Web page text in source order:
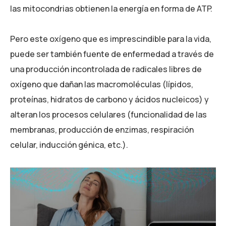
las mitocondrias obtienen la energía en forma de ATP.
Pero este oxígeno que es imprescindible para la vida,
puede ser también fuente de enfermedad a través de
una producción incontrolada de radicales libres de
oxígeno que dañan las macromoléculas (lípidos,
proteínas, hidratos de carbono y ácidos nucleicos) y
alteran los procesos celulares (funcionalidad de las
membranas, producción de enzimas, respiración
celular, inducción génica, etc.).